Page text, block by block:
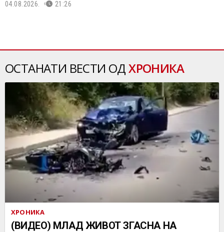
04.08.2026. 21:26
ОСТАНАТИ ВЕСТИ ОДХРОНИКА
ХРОНИКА
(ВИДЕО) МЛАД ЖИВОТ ЗГАСНА НА